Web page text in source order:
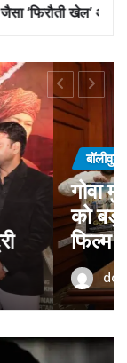
पंजाब में?
NEWS
फिरौती और
बाद अब ये बड़ा
खेल’ अब
dotsnews